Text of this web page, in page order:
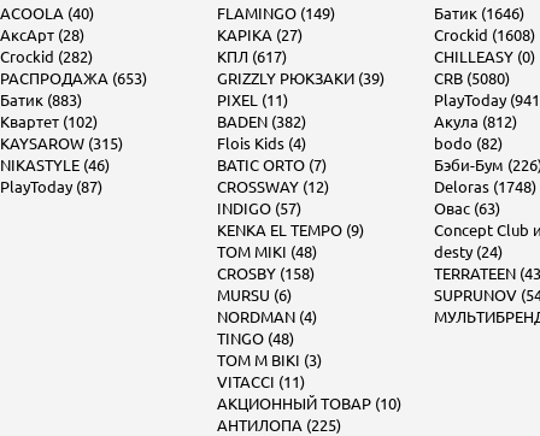
ACOOLA (40)
АксАрт (28)
Crockid (282)
РАСПРОДАЖА (653)
Батик (883)
Квартет (102)
KAYSAROW (315)
NIKASTYLE (46)
PlayToday (87)
FLAMINGO (149)
KAPIKA (27)
КПЛ (617)
GRIZZLY РЮКЗАКИ (39)
PIXEL (11)
BADEN (382)
Flois Kids (4)
BATIC ORTO (7)
CROSSWAY (12)
INDIGO (57)
KENKA EL TEMPO (9)
TOM MIKI (48)
CROSBY (158)
MURSU (6)
NORDMAN (4)
TINGO (48)
TOM M BIKI (3)
VITACCI (11)
АКЦИОННЫЙ ТОВАР (10)
АНТИЛОПА (225)
Батик (1646)
Crockid (1608)
CHILLEASY (0)
CRB (5080)
PlayToday
Акула (812)
bodo (82)
Бэби-Бум
Deloras (1748)
Овас (63)
Concept Club
desty (24)
TERRATEEN
SUPRUNOV